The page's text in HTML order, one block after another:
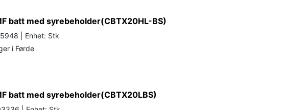
batt med syrebeholder(CBTX20HL-BS)
| Enhet: Stk
i Førde
batt med syrebeholder(CBTX20LBS)